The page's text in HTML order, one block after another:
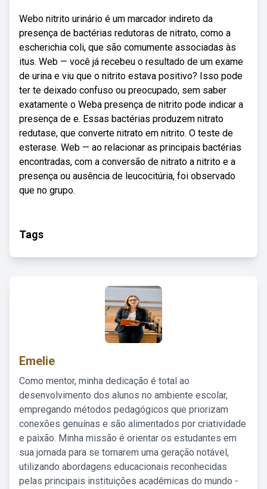
Webo nitrito urinário é um marcador indireto da
presença de bactérias redutoras de nitrato, como a
escherichia coli, que são comumente associadas às
itus. Web — você já recebeu o resultado de um exame
de urina e viu que o nitrito estava positivo? Isso pode
ter te deixado confuso ou preocupado, sem saber
exatamente o Weba presença de nitrito pode indicar a
presença de e. Essas bactérias produzem nitrato
redutase, que converte nitrato em nitrito. O teste de
esterase. Web — ao relacionar as principais bactérias
encontradas, com a conversão de nitrato a nitrito e a
presença ou ausência de leucocitúria, foi observado
que no grupo.
Tags
Emelie
Como mentor, minha dedicação é total ao
desenvolvimento dos alunos no ambiente escolar,
empregando métodos pedagógicos que priorizam
conexões genuínas e são alimentados por criatividade
e paixão. Minha missão é orientar os estudantes em
sua jornada para se tornarem uma geração notável,
utilizando abordagens educacionais reconhecidas
pelas principais instituições acadêmicas do mundo -